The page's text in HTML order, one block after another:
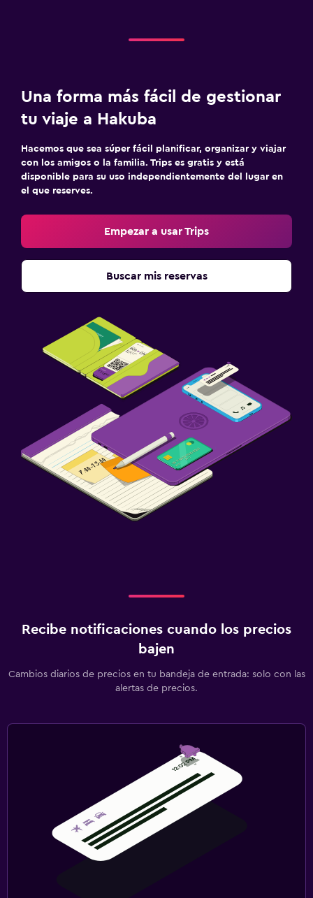
Una forma más fácil de gestionar
tu viaje a Hakuba
Hacemos que sea súper fácil planificar, organizar y viajar
con los amigos o la familia. Trips es gratis y está
disponible para su uso independientemente del lugar en
el que reserves.
Empezar a usar Trips
Buscar mis reservas
Recibe notificaciones cuando los precios
bajen
Cambios diarios de precios en tu bandeja de entrada: solo con las
alertas de precios.